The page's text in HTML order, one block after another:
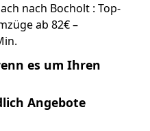
nach Bocholt : Top-
ab 82€ –
es um Ihren
Angebote